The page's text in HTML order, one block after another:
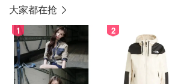
大家都在抢
1 2